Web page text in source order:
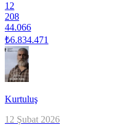
12
208
44.066
₺6.834.471
Kurtuluş
12 Şubat 2026